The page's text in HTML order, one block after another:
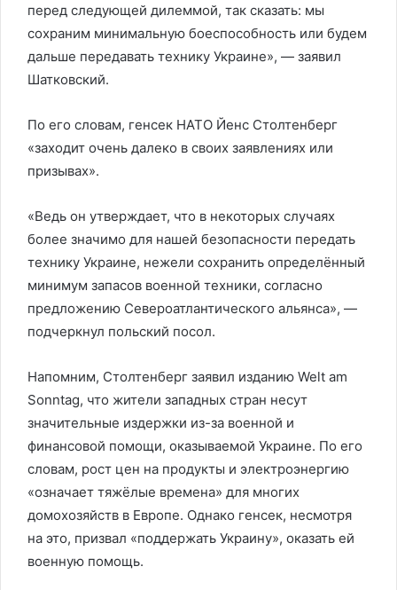
перед следующей дилеммой, так сказать: мы
сохраним минимальную боеспособность или будем
дальше передавать технику Украине», — заявил
Шатковский.
По его словам, генсек НАТО Йенс Столтенберг
«заходит очень далеко в своих заявлениях или
призывах».
«Ведь он утверждает, что в некоторых случаях
более значимо для нашей безопасности передать
технику Украине, нежели сохранить определённый
минимум запасов военной техники, согласно
предложению Североатлантического альянса», —
подчеркнул польский посол.
Напомним, Столтенберг заявил изданию Welt am
Sonntag, что жители западных стран несут
значительные издержки из-за военной и
финансовой помощи, оказываемой Украине. По его
словам, рост цен на продукты и электроэнергию
«означает тяжёлые времена» для многих
домохозяйств в Европе. Однако генсек, несмотря
на это, призвал «поддержать Украину», оказать ей
военную помощь.